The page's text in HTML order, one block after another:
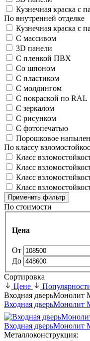
Кузнечная краска с
По внутренней отделке
Кузнечная краска с
С массивом
3D панели
С пленкой ПВХ
Со шпоном
С пластиком
С молдингом
С покраской по RAL
С зеркалом
С рисунком
С фотопечатью
Порошковое
По классу
Класс
Класс
Класс
Класс
Применить фильтр
По стоимости
Цена
От
До
Сортировка
Цене
Входная дверьМонолит
Входная дверьМонолит
Входная дверьМонолит
Металлоконструкция: